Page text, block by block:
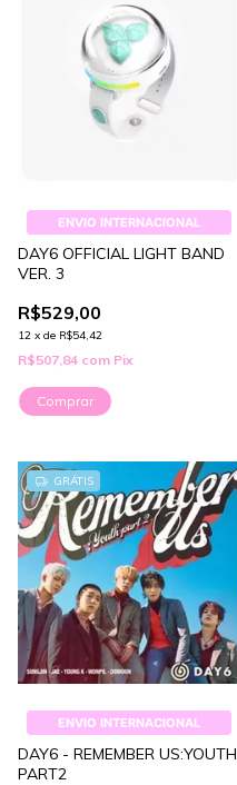
ENVIO INTERNACIONAL
DAY6 OFFICIAL LIGHT BAND
VER. 3
R$529,00
12 x de R$54,42
R$507,84 com Pix
GRÁTIS
ENVIO INTERNACIONAL
DAY6 - REMEMBER US:YOUTH
PART2